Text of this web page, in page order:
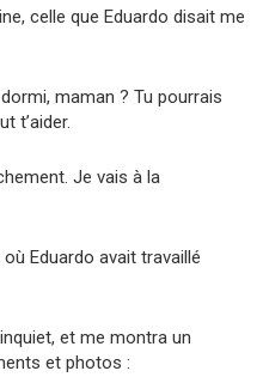
celle que Eduardo disait me
maman ? Tu pourrais
t’aider.
Je vais à la
Eduardo avait travaillé
et me montra un
et photos :